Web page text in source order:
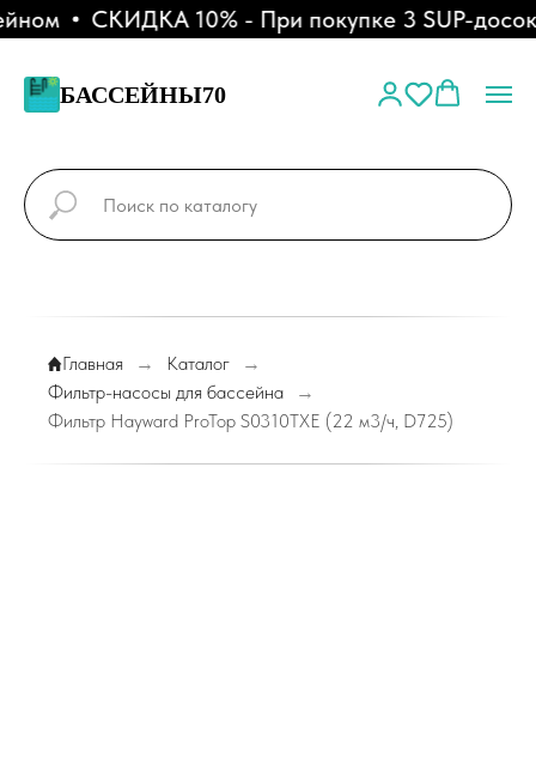
СКИДКА 10% - При покупке 3 SUP-досок
БАССЕЙНЫ70
Главная → Каталог
→
Фильтр-насосы для бассейна
→
Фильтр Hayward ProTop S0310TXE (22 м3/ч, D725)